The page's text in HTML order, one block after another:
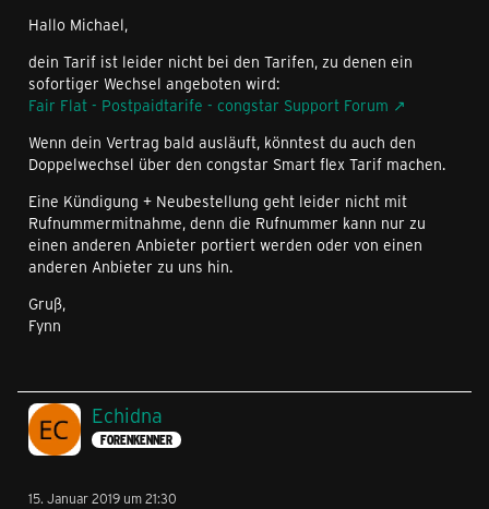
Hallo Michael,
dein Tarif ist leider nicht bei den Tarifen, zu denen ein
sofortiger Wechsel angeboten wird:
Fair Flat - Postpaidtarife - congstar Support Forum
Wenn dein Vertrag bald ausläuft, könntest du auch den
Doppelwechsel über den congstar Smart flex Tarif machen.
Eine Kündigung + Neubestellung geht leider nicht mit
Rufnummermitnahme, denn die Rufnummer kann nur zu
einen anderen Anbieter portiert werden oder von einen
anderen Anbieter zu uns hin.
Gruß,
Fynn
Echidna
FORENKENNER
15. Januar 2019 um 21:30